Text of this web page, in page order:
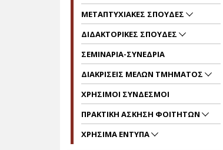
ΜΕΤΑΠΤΥΧΙΑΚΕΣ ΣΠΟΥΔΕΣ
ΔΙΔΑΚΤΟΡΙΚΕΣ ΣΠΟΥΔΕΣ
ΣΕΜΙΝΑΡΙΑ-ΣΥΝΕΔΡΙΑ
ΔΙΑΚΡΙΣΕΙΣ ΜΕΛΩΝ ΤΜΗΜΑΤΟΣ
ΧΡΗΣΙΜΟΙ ΣΥΝΔΕΣΜΟΙ
ΠΡΑΚΤΙΚΗ ΑΣΚΗΣΗ ΦΟΙΤΗΤΩΝ
ΧΡΗΣΙΜΑ ΕΝΤΥΠΑ